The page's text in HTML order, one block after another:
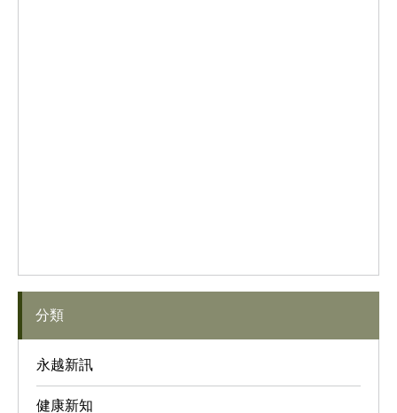
分類
永越新訊
健康新知